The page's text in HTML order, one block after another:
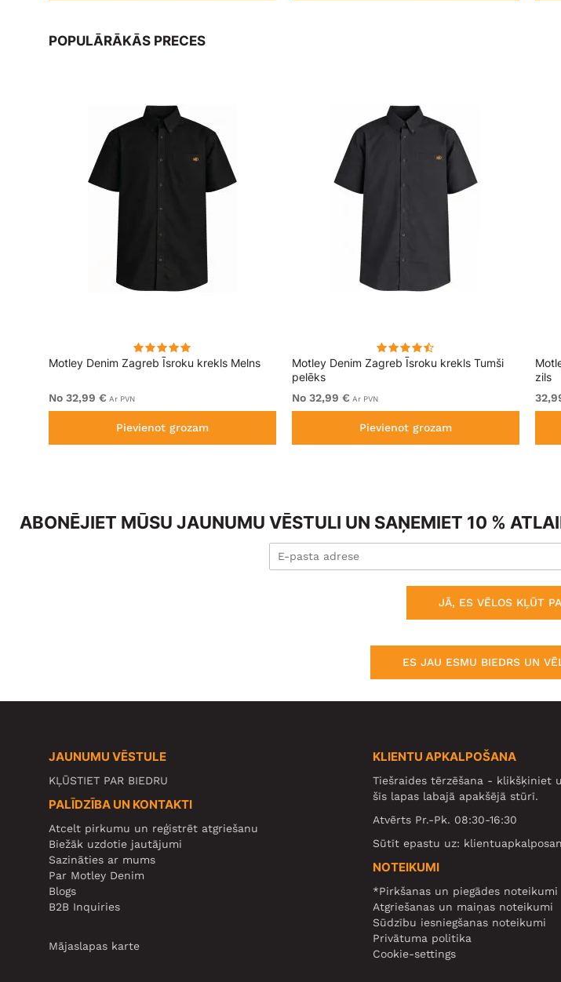
POPULĀRĀKĀS PRECES
Motley Denim Zagreb Īsroku krekls Melns
No 32,99 € Ar PVN
Pievienot grozam
Motley Denim Zagreb Īsroku krekls Tumši
pelēks
No 32,99 € Ar PVN
Pievienot grozam
zils
ABONĒJIET MŪSU JAUNUMU VĒSTULI UN SAŅEMIET 10 %
JĀ, ES VĒLOS KĻŪT
ES JAU ESMU BIEDRS UN
JAUNUMU VĒSTULE
KĻŪSTIET PAR BIEDRU
PALĪDZĪBA UN KONTAKTI
Atcelt pirkumu un reģistrēt atgriešanu
Biežāk uzdotie jautājumi
Sazināties ar mums
Par Motley Denim
Blogs
B2B Inquiries
Mājaslapas karte
KLIENTU APKALPOŠANA
Tiešraides tērzēšana - klikšķiniet
šīs lapas labajā apakšējā stūrī.
Atvērts Pr.-Pk. 08:30-16:30
Sūtīt epastu uz:
NOTEIKUMI
*Pirkšanas un piegādes noteikumi
Atgriešanas un maiņas noteikumi
Sūdzību iesniegšanas noteikumi
Privātuma politika
Cookie-settings